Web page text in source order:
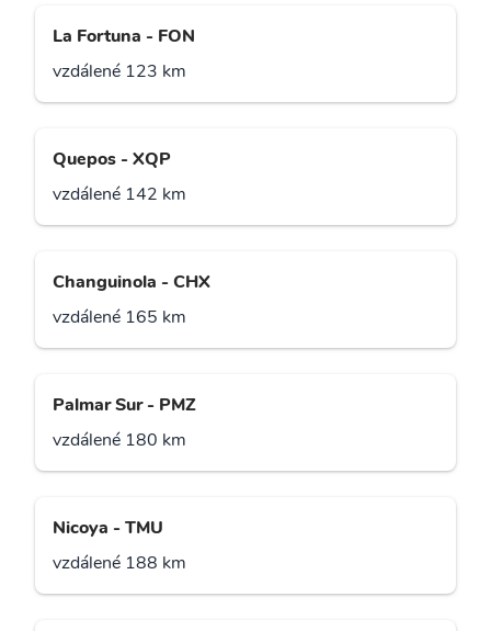
La Fortuna - FON
vzdálené 123 km
Quepos - XQP
vzdálené 142 km
Changuinola - CHX
vzdálené 165 km
Palmar Sur - PMZ
vzdálené 180 km
Nicoya - TMU
vzdálené 188 km